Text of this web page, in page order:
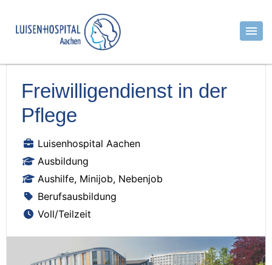
Freiwilligendienst in der
Pflege
Luisenhospital Aachen
Ausbildung
Aushilfe, Minijob, Nebenjob
Berufsausbildung
Voll/Teilzeit